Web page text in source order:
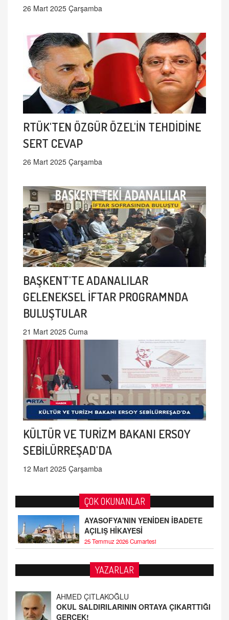
26 Mart 2025 Çarşamba
RTÜK'TEN ÖZGÜR ÖZEL'İN TEHDİDİNE
SERT CEVAP
26 Mart 2025 Çarşamba
BAŞKENT'TE ADANALILAR
GELENEKSEL İFTAR PROGRAMNDA
BULUŞTULAR
21 Mart 2025 Cuma
KÜLTÜR VE TURİZM BAKANI ERSOY
SEBİLÜRREŞAD'DA
12 Mart 2025 Çarşamba
ÇOK OKUNANLAR
AYASOFYA'NIN YENİDEN İBADETE
AÇILIŞ HİKAYESİ
25 Temmuz 2026 Cumartesi
YAZARLAR
OKUL SALDIRILARININ ORTAYA ÇIKARTTIĞI
GERÇEK!
21.4.2026 21:50